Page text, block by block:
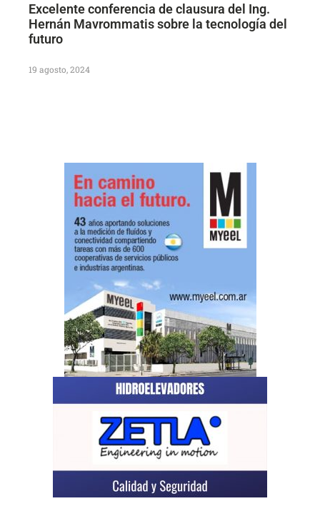
Excelente conferencia de clausura del Ing.
Hernán Mavrommatis sobre la tecnología del
futuro
19 agosto, 2024